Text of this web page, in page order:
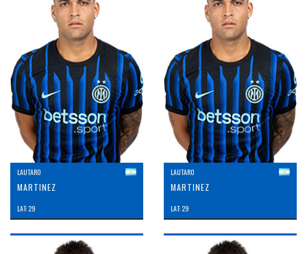
LAUTARO
MARTINEZ
LAT: 29
LAUTARO
MARTINEZ
LAT: 29